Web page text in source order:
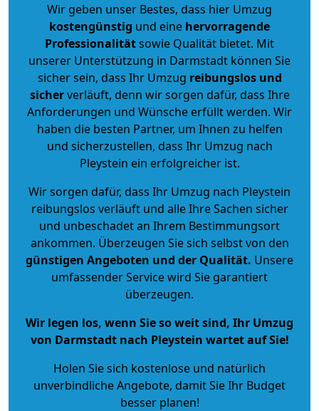
Wir geben unser Bestes, dass hier Umzug
kostengünstig und eine hervorragende
Professionalitätsowie Qualität bietet. Mit
unserer Unterstützung in Darmstadt können Sie
sicher sein, dass Ihr Umzug reibungslos und
sicherverläuft, denn wir sorgen dafür, dass Ihre
Anforderungen und Wünsche erfüllt werden. Wir
haben die besten Partner, um Ihnen zu helfen
und sicherzustellen, dass Ihr Umzug nach
Pleystein ein erfolgreicher ist.
Wir sorgen dafür, dass Ihr Umzug nach Pleystein
reibungslos verläuft und alle Ihre Sachen sicher
und unbeschadet an Ihrem Bestimmungsort
ankommen. Überzeugen Sie sich selbst von den
günstigen Angeboten und der Qualität. Unsere
umfassender Service wird Sie garantiert
überzeugen.
Wir legen los, wenn Sie so weit sind, Ihr Umzug
von Darmstadt nach Pleystein wartet auf Sie!
Holen Sie sich kostenlose und natürlich
unverbindliche Angebote, damit Sie Ihr Budget
besser planen!